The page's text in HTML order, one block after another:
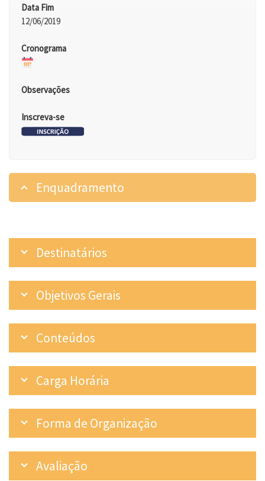
Data Fim
12/06/2019
Cronograma
Observações
Inscreva-se
Enquadramento
Destinatários
Objetivos Gerais
Conteúdos
Carga Horária
Forma de Organização
Avaliação